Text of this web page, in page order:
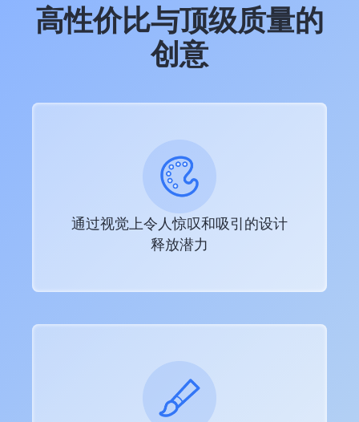
高性价比与顶级质量的
创意
通过视觉上令人惊叹和吸引的设计
释放潜力